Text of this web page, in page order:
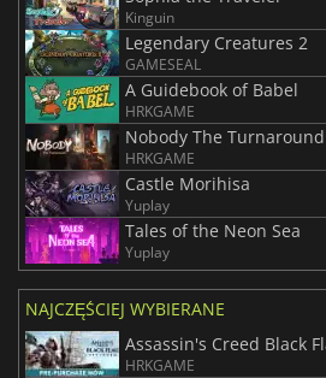
Kinguin
Legendary Creatures 2
GAMESEAL
A Guidebook of Babel
HRKGAME
Nobody The Turnaround
HRKGAME
Castle Morihisa
Yuplay
Tales of the Neon Sea
Yuplay
NAJCZĘŚCIEJ WYBIERANE
Assassin's Creed Black
HRKGAME